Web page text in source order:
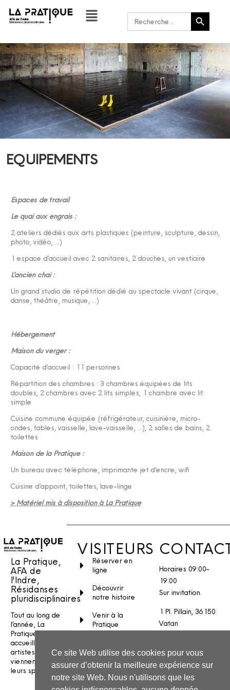
Rechercher : Bouton de recherche
EQUIPEMENTS
Espaces de travail
Le quai aux engrais :
2 ateliers dédiés aux arts plastiques (peinture, sculpture, dessin,
photo, vidéo, …)
1 espace d’accueil avec 2 sanitaires, 2 douches, un vestiaire
L’ancien chai :
Un grand studio de répétition dédié au spectacle vivant (cirque,
danse, théâtre, musique, …)
Hébergement
Maison du verger :
Capacité d’accueil : 11 personnes
Répartition des chambres : 3 chambres équipées de lits
doubles, 2 chambres avec 2 lits simples, 1 chambre avec lit
simple
Cuisine commune équipée (réfrigérateur, cuisinière, micro-
ondes, tables, vaisselle, lave-vaisselle, …), 2 salles de bains, 2
toilettes
Maison de la Pratique :
Un bureau avec téléphone, imprimante jet d’encre, wifi
Cuisine d’appoint, toilettes, lave-linge
> Matériel mis à disposition à La Pratique
La Pratique,
AFA de
l'Indre,
Résidanses
pluridisciplinaires
Tout au long de
l’année, La
Pratique
accueille des
artistes qui
viennent créer
leurs spectacles.
VISITEURS
Réserver en
ligne
Découvrir
notre histoire
Venir à la
Pratique
ateliers
Horaires 09:00-
19:00
Sur invitation.
1 Pl. Pillain, 36150
Vatan
INSTAGRAM
FACEBOOK
YOUTUBE
Ce site Web utilise des cookies pour vous
assurer d’obtenir la meilleure expérience sur
notre site Web. Nous n'utilisons que les